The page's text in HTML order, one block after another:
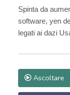
53% a 810
Spinta da
software, yen
legati ai dazi
Ascoltare